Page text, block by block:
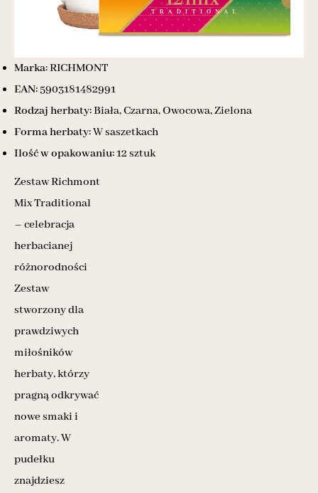
Marka:RICHMONT
EAN:5903181482991
Rodzaj herbaty:Biała, Czarna, Owocowa, Zielona
Forma herbaty:W saszetkach
Ilość w opakowaniu:12 sztuk
Zestaw Richmont
Mix Traditional
– celebracja
herbacianej
różnorodności
Zestaw
stworzony dla
prawdziwych
miłośników
herbaty, którzy
pragną odkrywać
nowe smaki i
aromaty. W
pudełku
znajdziesz